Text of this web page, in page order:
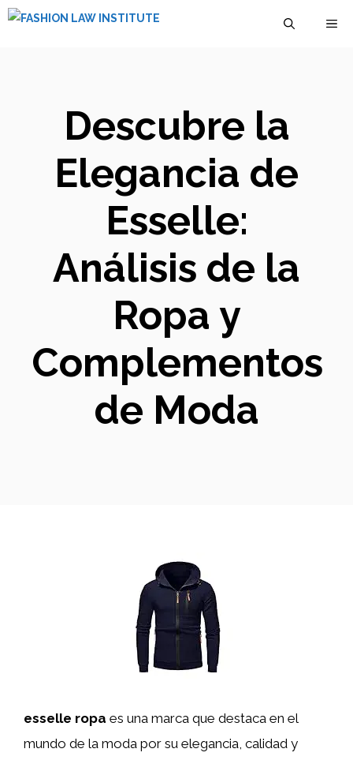
Saltar
Descubre la
Elegancia de
Esselle:
Análisis de la
Ropa y
Complementos
de Moda
esselle ropa es una marca que destaca en el
mundo de la moda por su elegancia, calidad y